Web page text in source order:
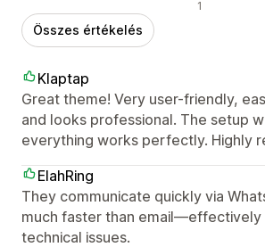
Negatív értékelések 1
Összes értékelés
Klaptap
Great theme! Very user-friendly,
and looks professional. The setup
everything works perfectly. Highly
ElahRing
They communicate quickly via
much faster than email—effectively
technical issues.